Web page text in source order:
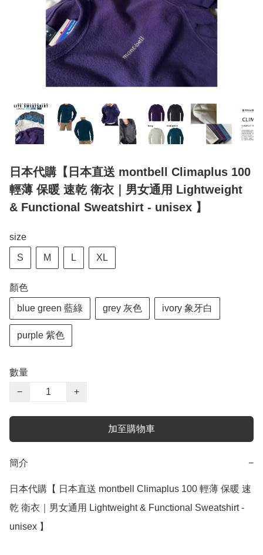
日本代購【日本直送 montbell Climaplus 100
輕薄 保暖 速乾 衛衣｜男女通用 Lightweight
& Functional Sweatshirt - unisex 】
size
S M L XL
顏色
blue green 藍綠 grey 灰色 ivory 象牙白
purple 紫色
數量
−
+
加至購物車
簡介 −
日本代購【 日本直送 montbell Climaplus 100 輕薄 保暖 速
乾 衛衣｜男女通用 Lightweight & Functional Sweatshirt -
unisex 】